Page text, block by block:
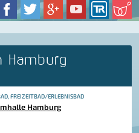
Hamburg
FREIZEITBAD/ERLEBNISBAD
Hamburg